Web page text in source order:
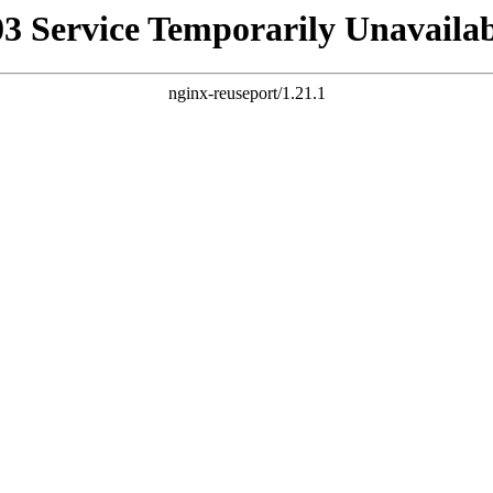
Service Temporarily
nginx-reuseport/1.21.1